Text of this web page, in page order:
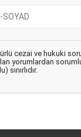
cezai ve hukuki
yorumlardan
sınırlıdır.